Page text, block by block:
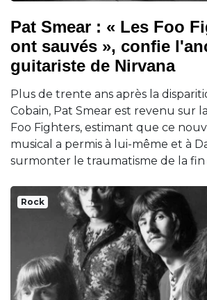
Pat Smear : « Les Foo
ont sauvés », confie
guitariste de Nirvana
Plus de trente ans après la
Cobain, Pat Smear est revenu sur
Foo Fighters, estimant que ce
musical a permis à lui-même et à
surmonter le traumatisme de la fin
Rock